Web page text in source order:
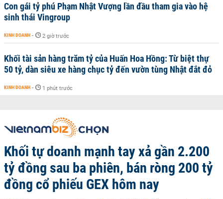
Con gái tỷ phú Phạm Nhật Vượng lần đầu tham gia vào hệ
sinh thái Vingroup
KINH DOANH - 2 giờ trước
Khối tài sản hàng trăm tỷ của Huấn Hoa Hồng: Từ biệt thự
50 tỷ, dàn siêu xe hàng chục tỷ đến vườn tùng Nhật đắt đỏ
KINH DOANH - 1 phút trước
Khối tự doanh mạnh tay xả gần 2.200
tỷ đồng sau ba phiên, bán ròng 200 tỷ
đồng cổ phiếu GEX hôm nay